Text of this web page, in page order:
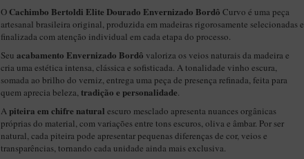
O Cachimbo Bertoldi Elite Dourado Envernizado Bordô Curvo é uma peça
artesanal brasileira original, produzida em madeiras rigorosamente selecionadas e
finalizada com atenção individual em cada etapa do processo.
Seu acabamento Envernizado Bordô valoriza os veios naturais da madeira e
cria uma estética intensa, clássica e sofisticada. A tonalidade vinho escura,
somada ao brilho do verniz, entrega uma peça de presença refinada, feita para
quem aprecia beleza,tradição e personalidade.
A piteira em chifre natural escuro mesclado apresenta nuances orgânicas
próprias do material, com variações entre tons escuros, oliva e âmbar. Por ser
natural, cada piteira pode apresentar pequenas diferenças de cor, veios e
transparências, tornando cada unidade ainda mais exclusiva.